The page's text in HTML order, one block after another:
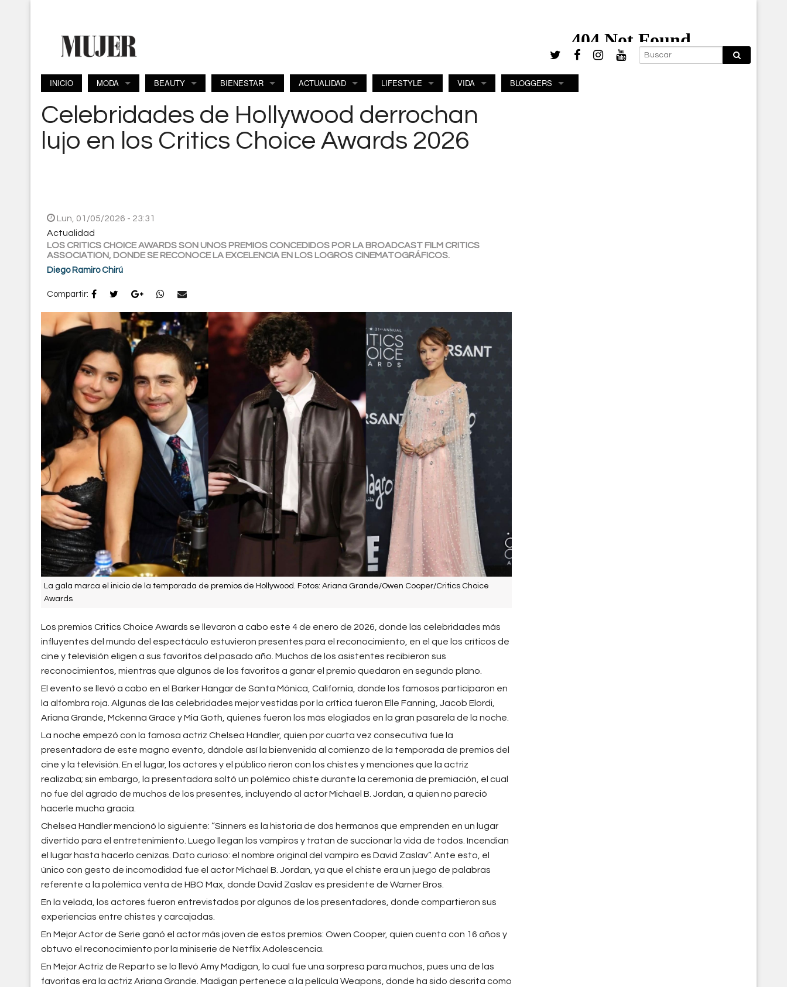
INICIO MODA BEAUTY BIENESTAR ACTUALIDAD LIFESTYLE VIDA BLOGGERS
Celebridades de Hollywood derrochan
lujo en los Critics Choice Awards 2026
Lun, 01/05/2026 - 23:31
Actualidad
LOS CRITICS CHOICE AWARDS SON UNOS PREMIOS CONCEDIDOS POR LA BROADCAST FILM CRITICS
ASSOCIATION, DONDE SE RECONOCE LA EXCELENCIA EN LOS LOGROS CINEMATOGRÁFICOS.
Diego Ramiro Chirú
Compartir:
La gala marca el inicio de la temporada de premios de Hollywood. Fotos: Ariana Grande/Owen Cooper/Critics Choice
Awards
Los premios Critics Choice Awards se llevaron a cabo este 4 de enero de 2026, donde las celebridades más
influyentes del mundo del espectáculo estuvieron presentes para el reconocimiento, en el que los críticos de
cine y televisión eligen a sus favoritos del pasado año. Muchos de los asistentes recibieron sus
reconocimientos, mientras que algunos de los favoritos a ganar el premio quedaron en segundo plano.
El evento se llevó a cabo en el Barker Hangar de Santa Mónica, California, donde los famosos participaron en
la alfombra roja. Algunas de las celebridades mejor vestidas por la crítica fueron Elle Fanning, Jacob Elordi,
Ariana Grande, Mckenna Grace y Mia Goth, quienes fueron los más elogiados en la gran pasarela de la noche.
La noche empezó con la famosa actriz Chelsea Handler, quien por cuarta vez consecutiva fue la
presentadora de este magno evento, dándole así la bienvenida al comienzo de la temporada de premios del
cine y la televisión. En el lugar, los actores y el público rieron con los chistes y menciones que la actriz
realizaba; sin embargo, la presentadora soltó un polémico chiste durante la ceremonia de premiación, el cual
no fue del agrado de muchos de los presentes, incluyendo al actor Michael B. Jordan, a quien no pareció
hacerle mucha gracia.
Chelsea Handler mencionó lo siguiente: “Sinners es la historia de dos hermanos que emprenden en un lugar
divertido para el entretenimiento. Luego llegan los vampiros y tratan de succionar la vida de todos. Incendian
el lugar hasta hacerlo cenizas. Dato curioso: el nombre original del vampiro es David Zaslav”. Ante esto, el
único con gesto de incomodidad fue el actor Michael B. Jordan, ya que el chiste era un juego de palabras
referente a la polémica venta de HBO Max, donde David Zaslav es presidente de Warner Bros.
En la velada, los actores fueron entrevistados por algunos de los presentadores, donde compartieron sus
experiencias entre chistes y carcajadas.
En Mejor Actor de Serie ganó el actor más joven de estos premios: Owen Cooper, quien cuenta con 16 años y
obtuvo el reconocimiento por la miniserie de Netflix Adolescencia.
En Mejor Actriz de Reparto se lo llevó Amy Madigan, lo cual fue una sorpresa para muchos, pues una de las
favoritas era la actriz Ariana Grande. Madigan pertenece a la película Weapons, donde ha sido descrita como